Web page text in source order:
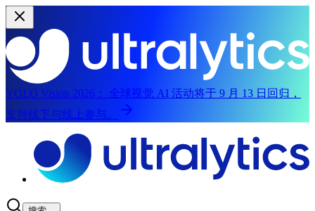
YOLO Vision 2026：
全球视觉 AI 活动将于 9 月 13 日回归，
支持线下与线上参与。